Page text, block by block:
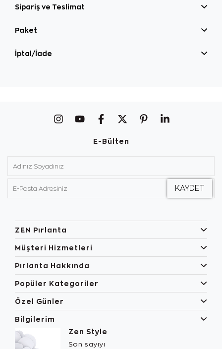
Sipariş ve Teslimat
Paket
İptal/İade
E-Bülten
ZEN Pırlanta
Müşteri Hizmetleri
Pırlanta Hakkında
Popüler Kategoriler
Özel Günler
Bilgilerim
Zen Style
Son sayıyı